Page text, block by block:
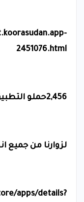
2451076.html
2,456حملو التطبيق
لزوارنا من جميع
apps/details?